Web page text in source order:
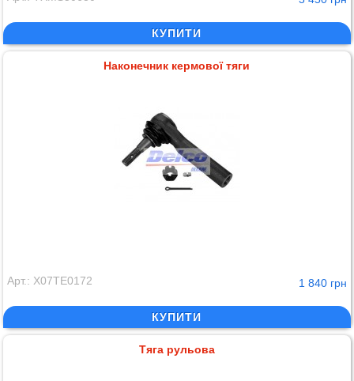
КУПИТИ
Наконечник кермової тяги
Арт.: X07TE0172 1 840 грн
КУПИТИ
Тяга рульова